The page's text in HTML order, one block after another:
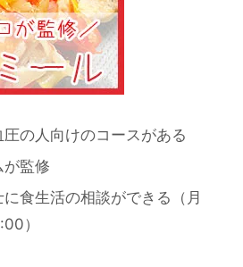
の人向けのコースがある
が監修
食生活の相談ができる（月
）